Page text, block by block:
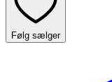
Følg sælger